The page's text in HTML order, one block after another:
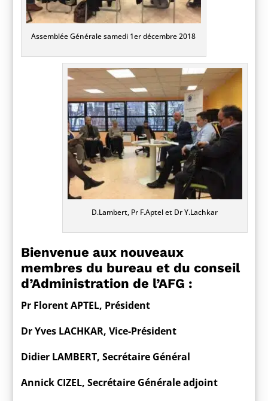
Assemblée Générale samedi 1er décembre 2018
D.Lambert, Pr F.Aptel et Dr Y.Lachkar
Bienvenue aux nouveaux
membres du bureau et du conseil
d’Administration de l’AFG :
Pr Florent APTEL, Président
Dr Yves LACHKAR, Vice-Président
Didier LAMBERT, Secrétaire Général
Annick CIZEL, Secrétaire Générale adjoint